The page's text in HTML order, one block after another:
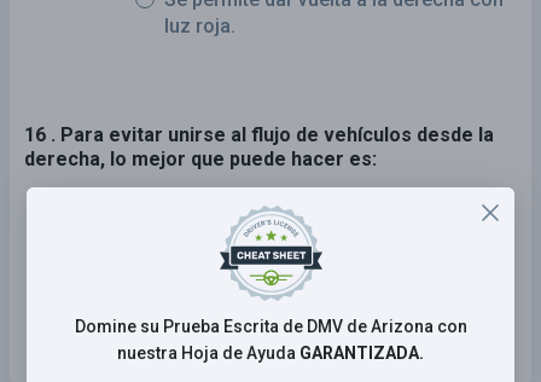
luz roja.
16 . Para evitar unirse al flujo de vehículos desde la
derecha, lo mejor que puede hacer es:
Cambiar de carril a la izquierda.
Bajar la velocidad.
Mantener su velocidad y posición.
Domine su Prueba Escrita de DMV de Arizona con
nuestra Hoja de Ayuda GARANTIZADA.